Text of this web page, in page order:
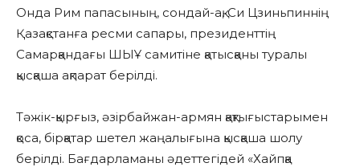
Онда Рим папасының, сондай-ақ, Си Цзиньпиннің
Қазақстанға ресми сапары, президенттің
Самарқандағы ШЫҰ самитіне қатысқаны туралы
қысқаша ақпарат берілді.
Тәжік-қырғыз, әзірбайжан-армян қақтығыстарымен
қоса, бірқатар шетел жаңалығына қысқаша шолу
берілді. Бағдарламаны әдеттегідей «Хайпқа